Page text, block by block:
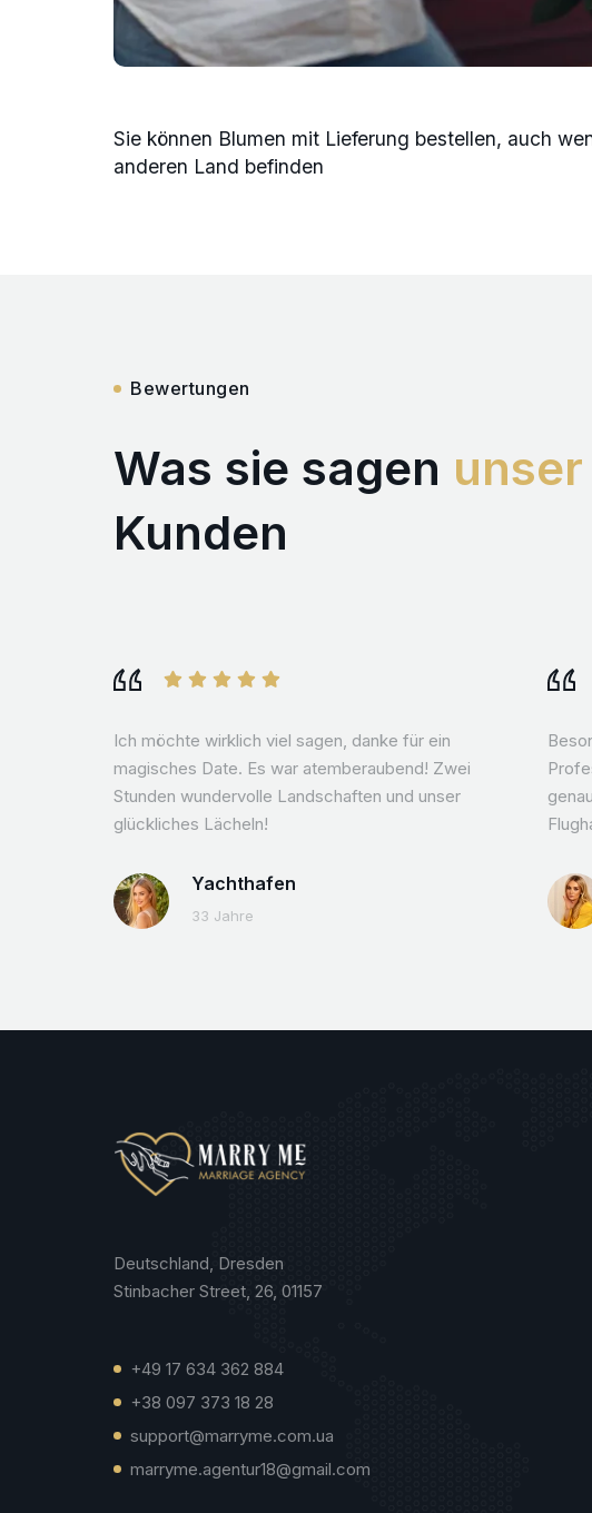
Sie können Blumen mit Lieferung bestellen, auch
anderen Land befinden
Bewertungen
Was sie sagen unser
Kunden
Ich möchte wirklich viel sagen, danke für ein
magisches Date. Es war atemberaubend! Zwei
Stunden wundervolle Landschaften und unser
glückliches Lächeln!
Yachthafen
33 Jahre
Deutschland, Dresden
Stinbacher Street, 26, 01157
+49 17 634 362 884
+38 097 373 18 28
support@marryme.com.ua
marryme.agentur18@gmail.com